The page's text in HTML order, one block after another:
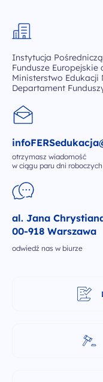
Instytucja
Fundusze Europejskie
Ministerstwo Edukacji
Departament
otrzymasz wiadomość
w ciągu paru dni roboczych
al. Jana
00-918 Warszawa
odwiedź nas w biurze